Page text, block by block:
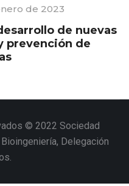
de 2023
de nuevas
prevención de
© 2022 Sociedad
Delegación